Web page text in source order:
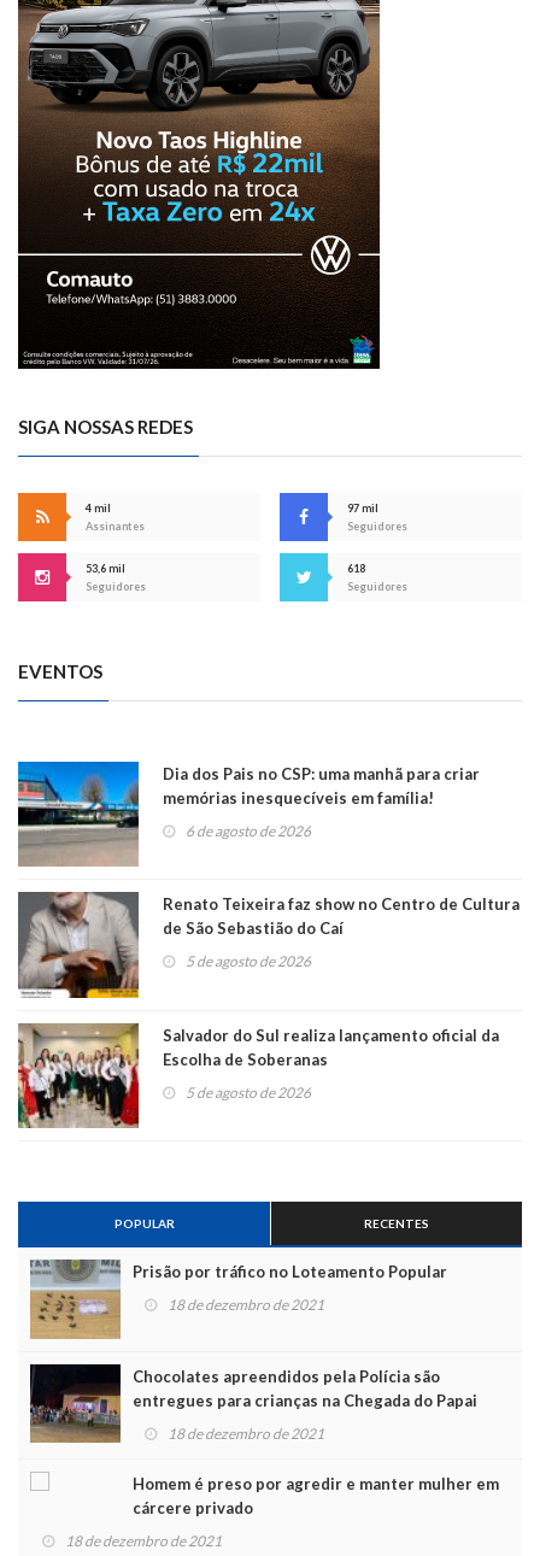
SIGA NOSSAS REDES
4 mil
Assinantes
97 mil
Seguidores
53,6 mil
Seguidores
618
Seguidores
EVENTOS
Dia dos Pais no CSP: uma manhã para criar
memórias inesquecíveis em família!
6 de agosto de 2026
Renato Teixeira faz show no Centro de Cultura
de São Sebastião do Caí
5 de agosto de 2026
Salvador do Sul realiza lançamento oficial da
Escolha de Soberanas
5 de agosto de 2026
POPULAR RECENTES
Prisão por tráfico no Loteamento Popular
18 de dezembro de 2021
Chocolates apreendidos pela Polícia são
entregues para crianças na Chegada do Papai
Noel
18 de dezembro de 2021
Homem é preso por agredir e manter mulher em
cárcere privado
18 de dezembro de 2021